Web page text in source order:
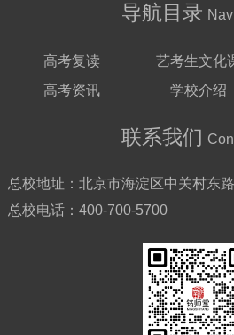
导航目录
高考复读 艺考生文化
高考资讯
学校介绍
联系我们
总校地址： 北京市海淀区中关村东
总校电话： 400-700-5700